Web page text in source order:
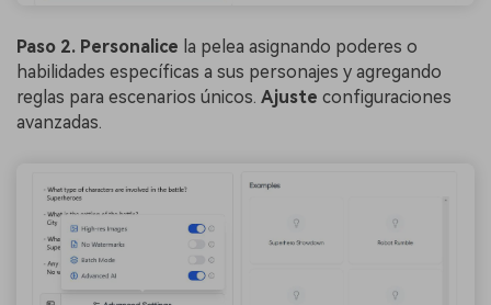
Paso 2. Personalice la pelea asignando poderes o
habilidades específicas a sus personajes y agregando
reglas para escenarios únicos. Ajuste configuraciones
avanzadas.